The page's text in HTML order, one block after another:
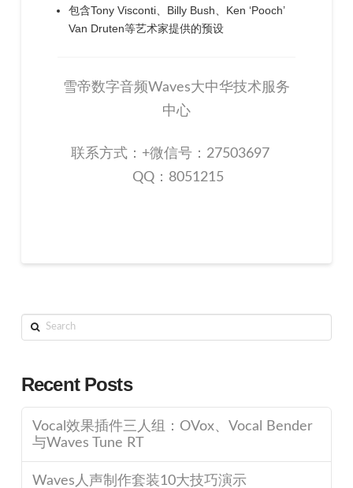
包含Tony Visconti、Billy Bush、Ken ‘Pooch’
Van Druten等艺术家提供的预设
雪帝数字音频Waves大中华技术服务
中心
联系方式：+微信号：27503697
QQ：8051215
Search
Recent Posts
Vocal效果插件三人组：OVox、Vocal Bender
与Waves Tune RT
Waves人声制作套装10大技巧演示